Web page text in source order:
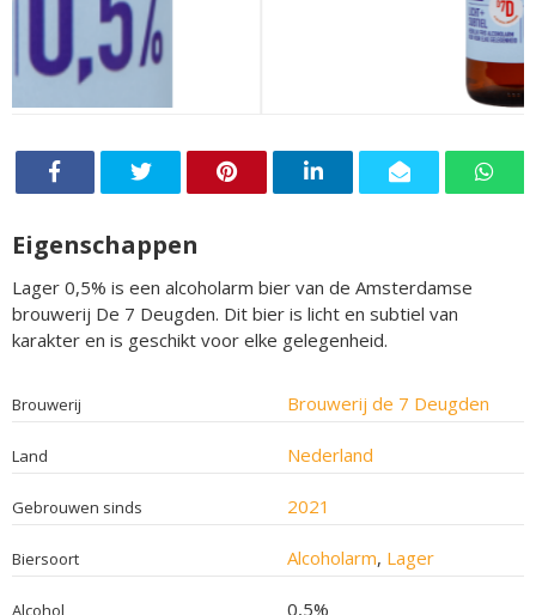
Eigenschappen
Lager 0,5% is een alcoholarm bier van de Amsterdamse
brouwerij De 7 Deugden. Dit bier is licht en subtiel van
karakter en is geschikt voor elke gelegenheid.
Brouwerij Brouwerij de 7 Deugden
Land Nederland
Gebrouwen sinds 2021
Biersoort Alcoholarm, Lager
Alcohol 0,5%